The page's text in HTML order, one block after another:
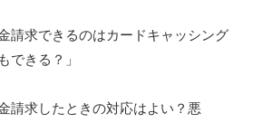
請求できるのはカードキャッシング
できる？」
請求したときの対応はよい？悪